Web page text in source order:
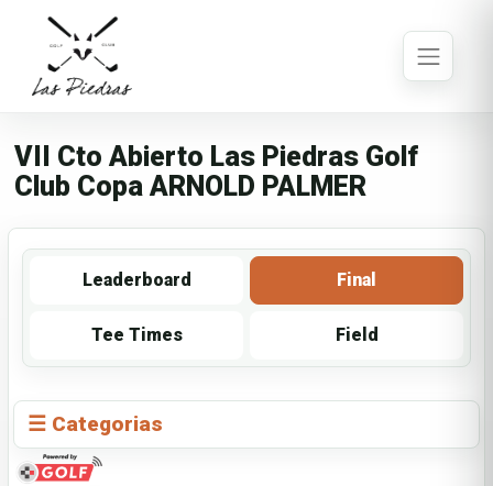
VII Cto Abierto Las Piedras Golf
Club Copa ARNOLD PALMER
Leaderboard Final
Tee Times Field
☰ Categorias